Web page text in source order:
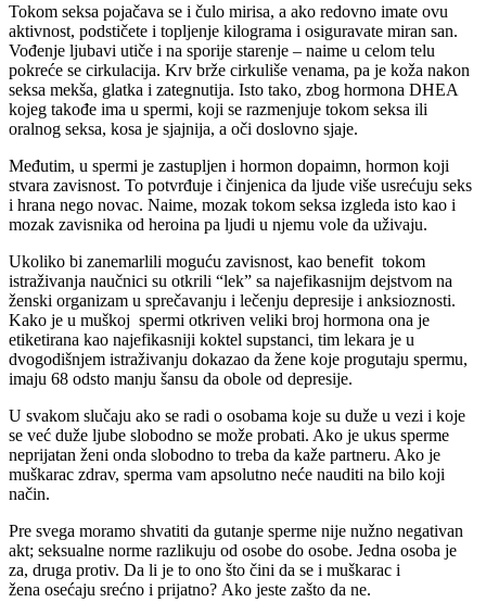
Tokom seksa pojačava se i čulo mirisa, a ako redovno imate ovu
aktivnost, podstičete i topljenje kilograma i osiguravate miran san.
Vođenje ljubavi utiče i na sporije starenje – naime u celom telu
pokreće se cirkulacija. Krv brže cirkuliše venama, pa je koža nakon
seksa mekša, glatka i zategnutija. Isto tako, zbog hormona DHEA
kojeg takođe ima u spermi, koji se razmenjuje tokom seksa ili
oralnog seksa, kosa je sjajnija, a oči doslovno sjaje.
Međutim, u spermi je zastupljen i hormon dopaimn, hormon koji
stvara zavisnost. To potvrđuje i činjenica da ljude više usrećuju seks
i hrana nego novac. Naime, mozak tokom seksa izgleda isto kao i
mozak zavisnika od heroina pa ljudi u njemu vole da uživaju.
Ukoliko bi zanemarlili moguću zavisnost, kao benefit tokom
istraživanja naučnici su otkrili “lek” sa najefikasnijm dejstvom na
ženski organizam u sprečavanju i lečenju depresije i anksioznosti.
Kako je u muškoj spermi otkriven veliki broj hormona ona je
etiketirana kao najefikasniji koktel supstanci, tim lekara je u
dvogodišnjem istraživanju dokazao da žene koje progutaju spermu,
imaju 68 odsto manju šansu da obole od depresije.
U svakom slučaju ako se radi o osobama koje su duže u vezi i koje
se već duže ljube slobodno se može probati. Ako je ukus sperme
neprijatan ženi onda slobodno to treba da kaže partneru. Ako je
muškarac zdrav, sperma vam apsolutno neće nauditi na bilo koji
način.
Pre svega moramo shvatiti da gutanje sperme nije nužno negativan
akt; seksualne norme razlikuju od osobe do osobe. Jedna osoba je
za, druga protiv. Da li je to ono što čini da se i muškarac i
žena osećaju srećno i prijatno? Ako jeste zašto da ne.